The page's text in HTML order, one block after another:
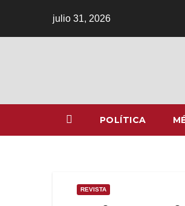
julio 31, 2026
POLÍTICA
REVISTA